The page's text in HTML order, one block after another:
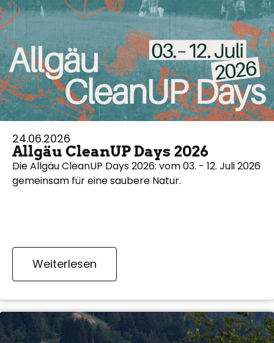
24.06.2026
Allgäu CleanUP Days 2026
Die Allgäu CleanUP Days 2026: vom 03. - 12. Juli 2026
gemeinsam für eine saubere Natur.
Weiterlesen